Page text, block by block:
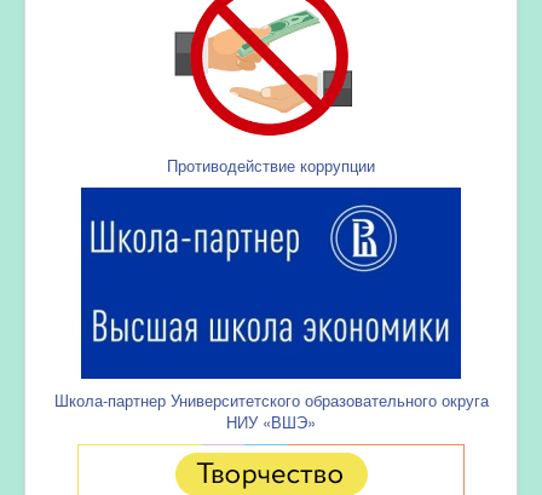
Противодействие коррупции
Школа-партнер Университетского образовательного округа
НИУ «ВШЭ»